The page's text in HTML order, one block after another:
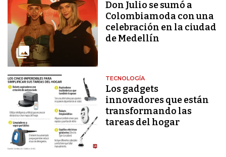
Don Julio se sumó a
Colombiamoda con una
celebración en la ciudad
de Medellín
TECNOLOGÍA
Los gadgets
innovadores que están
transformando las
tareas del hogar